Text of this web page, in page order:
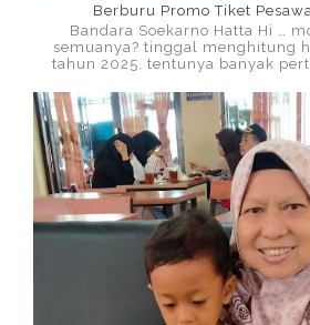
Berburu Promo Tiket
Bandara Soekarno Hatta Hi …
semuanya? tinggal menghitung
tahun 2025, tentunya banyak